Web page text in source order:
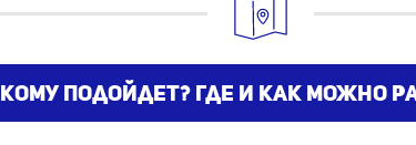
Кому подойдет? где и как можно